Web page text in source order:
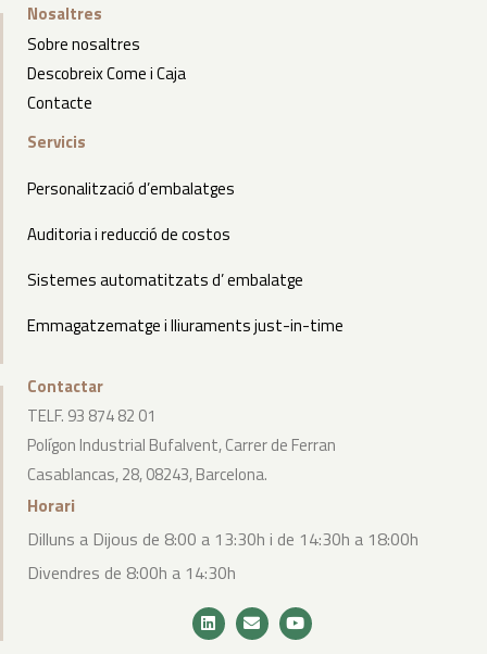
Nosaltres
Sobre nosaltres
Descobreix Come i Caja
Contacte
Servicis
Personalització d’embalatges
Auditoria i reducció de costos
Sistemes automatitzats d’ embalatge
Emmagatzematge i lliuraments just-in-time
Contactar
TELF. 93 874 82 01
Polígon Industrial Bufalvent, Carrer de Ferran
Casablancas, 28, 08243, Barcelona.
Horari
Dilluns a Dijous de 8:00 a 13:30h i de 14:30h a 18:00h
Divendres de 8:00h a 14:30h